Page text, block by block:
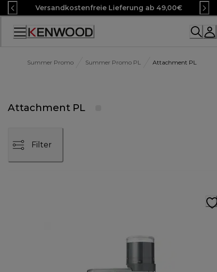
Skip
to
Content
Versandkostenfreie Lieferung ab 49,00€
Accessibility
Summer Promo Summer Promo PL Attachment PL
Attachment PL
Filter